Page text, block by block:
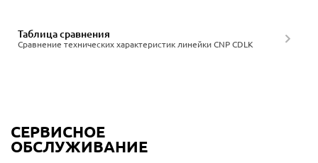
Сравнение технических характеристик линейки CNP CDLK
Таблица сравнения
СЕРВИСНОЕ
ОБСЛУЖИВАНИЕ